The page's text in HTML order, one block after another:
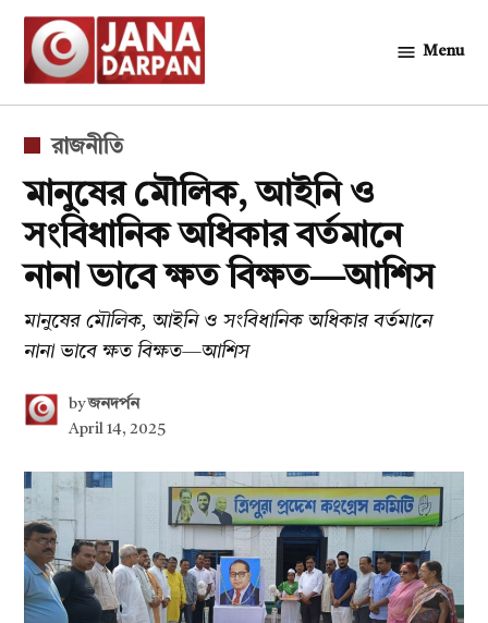
Skip
content
Menu
POSTED
IN
রাজনীতি
মানুষের মৌলিক, আইনি ও
সংবিধানিক অধিকার বর্তমানে
নানা ভাবে ক্ষত বিক্ষত—আশিস
মানুষের মৌলিক, আইনি ও সংবিধানিক অধিকার বর্তমানে
নানা ভাবে ক্ষত বিক্ষত—আশিস
by জনদর্পন
April 14, 2025